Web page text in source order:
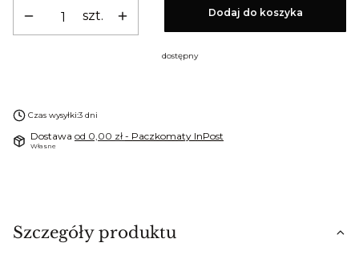
szt. Dodaj do koszyka
dostępny
Czas wysyłki:3 dni
Dostawa od 0,00 zł - Paczkomaty InPost
Własne
Szczegóły produktu